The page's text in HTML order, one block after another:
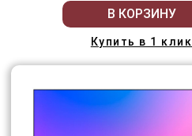
В КОРЗИНУ
Купить в 1 клик